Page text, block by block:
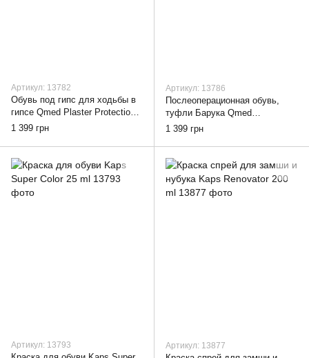
Артикул: 13782
Обувь под гипс для ходьбы в
гипсе Qmed Plaster Protection,
S1 399 грн
Артикул: 13786
Послеоперационная обувь,
туфли Барука Qmed
Postoperative Shoe, S
1 399 грн
Артикул: 13793 Артикул: 13877